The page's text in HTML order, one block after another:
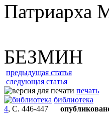
Патриарха
БЕЗМИН
предыдущая статья
следующая статья
печать
библиотека
4, С. 446-447